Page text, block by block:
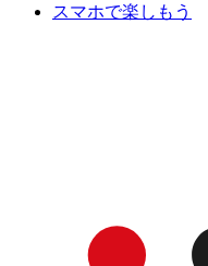
スマホで楽しもう